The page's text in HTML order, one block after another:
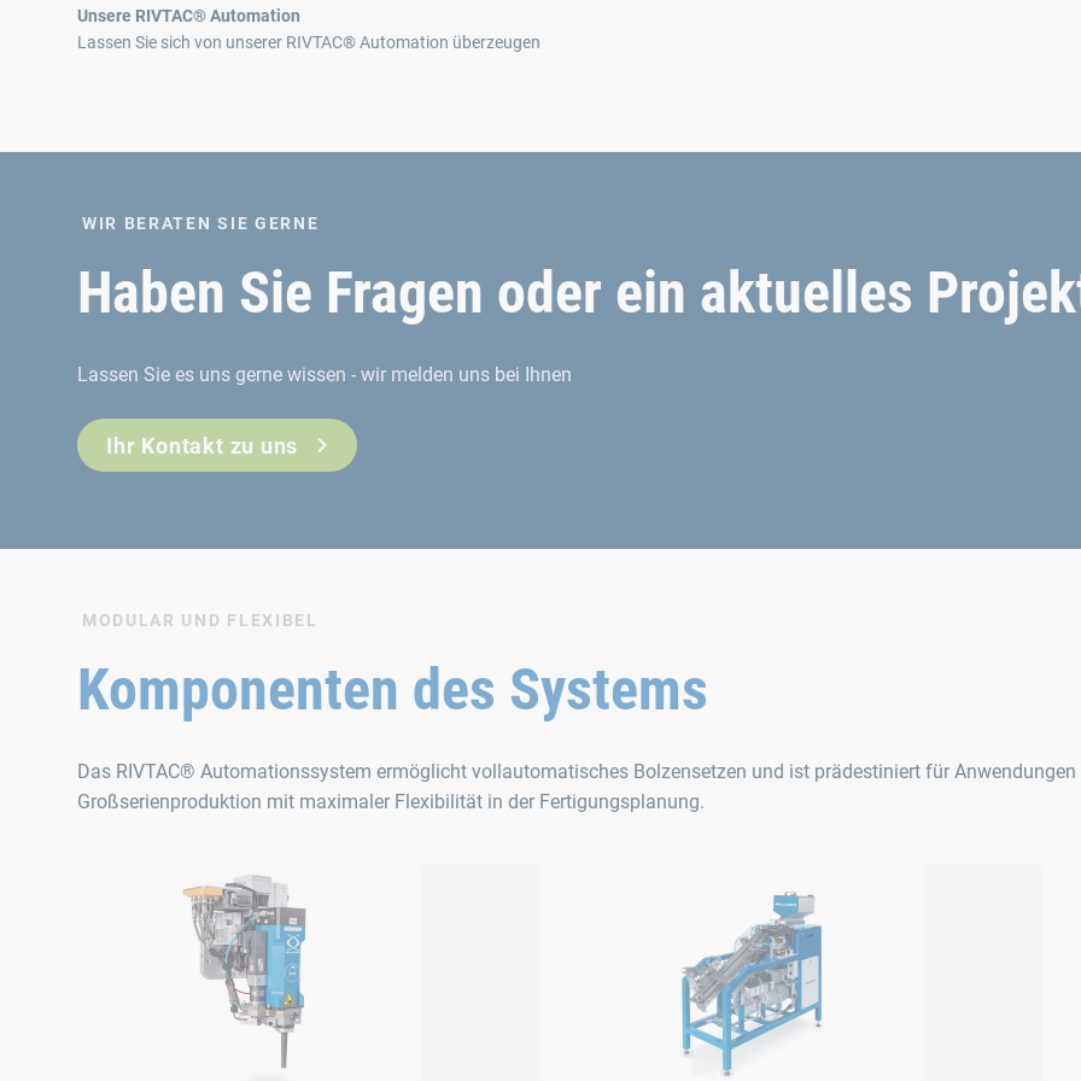
Unsere RIVTAC® Automation
Lassen Sie sich von unserer RIVTAC® Automation überzeugen
WIR BERATEN SIE GERNE
Haben Sie Fragen oder ein aktuelles
Lassen Sie es uns gerne wissen - wir melden uns bei Ihnen
Ihr Kontakt zu uns
MODULAR UND FLEXIBEL
Komponenten des Systems
Das RIVTAC® Automationssystem ermöglicht vollautomatisches Bolzensetzen und ist prädestiniert für Anwendungen
Großserienproduktion mit maximaler Flexibilität in der Fertigungsplanung.